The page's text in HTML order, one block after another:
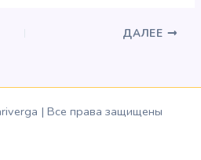
ДАЛЕЕ
| Все права защищены